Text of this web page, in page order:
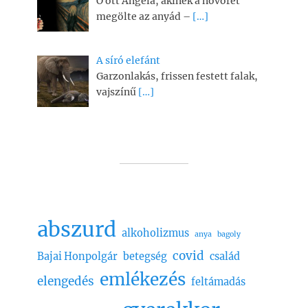
megölte az anyád – […]
A síró elefánt
Garzonlakás, frissen festett falak,
vajszínű […]
abszurd alkoholizmus anya bagoly
Bajai Honpolgár betegség covid család
elengedés emlékezés feltámadás